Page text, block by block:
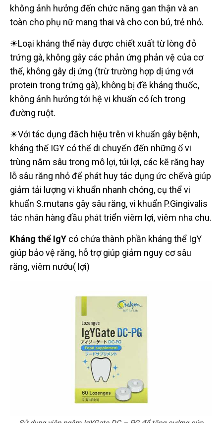
không ảnh hưởng đến chức năng gan thận và an
toàn cho phụ nữ mang thai và cho con bú, trẻ nhỏ.
☀Loại kháng thể này được chiết xuất từ lòng đỏ
trứng gà, không gây các phản ứng phản vệ của cơ
thể, không gây dị ứng (trừ trường hợp dị ứng với
protein trong trứng gà), không bị đề kháng thuốc,
không ảnh hưởng tới hệ vi khuẩn có ích trong
đường ruột.
☀Với tác dụng đăch hiệu trên vi khuẩn gây bệnh,
kháng thể IGY có thể di chuyển đến những ổ vi
trùng nằm sâu trong mô lợi, túi lợi, các kẽ răng hay
lỗ sâu răng nhỏ để phát huy tác dụng ức chếvà giúp
giảm tải lượng vi khuẩn nhanh chóng, cụ thể vi
khuẩn S.mutans gây sâu răng, vi khuẩn P.Gingivalis
tác nhân hàng đầu phát triển viêm lợi, viêm nha chu.
Kháng thể IgY có chứa thành phần kháng thể IgY
giúp bảo vệ răng, hỗ trợ giúp giảm nguy cơ sâu
răng, viêm nướu( lợi)